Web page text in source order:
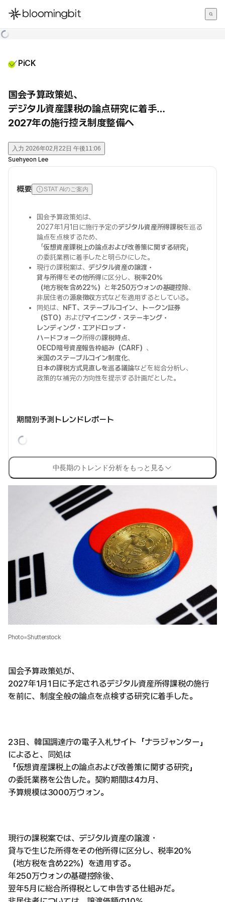
한국어
PiCK
国会予算政策処、
デジタル資産課税の論点研究に着手…
2027年の施行控え制度整備へ
入力 2026年02月22日 午後11:06
Suehyeon Lee
概要 STAT AIのご案内
国会予算政策処は、
2027年1月1日に施行予定のデジタル資産所得課税を巡る
論点を点検するため、
「仮想資産課税上の論点および改善策に関する研究」
の委託業務に着手したと明らかにした。
現行の課税案は、デジタル資産の譲渡・
貸与所得をその他所得に区分し、 税率20%
（地方税を含め22%）
と年250万ウォンの基礎控除、
非居住者の源泉徴収方式などを適用するとしている。
同処は、 NFT、ステーブルコイン、トークン証券
（STO） およびマイニング・ステーキング・
レンディング・エアドロップ・
ハードフォーク所得の課税時点、
OECD暗号資産報告枠組み（CARF） 、
米国のステーブルコイン制度化、
日本の課税方式見直しを巡る議論などを総合分析し、
政策的な補完の方向性を提示する計画だとした。
期間別予測トレンドレポート
中長期のトレンド分析をもっと見る
Photo=Shutterstock
国会予算政策処が、
2027年1月1日に予定されるデジタル資産所得課税の施行
を前に、制度全般の論点を点検する研究に着手した。
23日、韓国調達庁の電子入札サイト「ナラジャンター」
によると、同処は
「仮想資産課税上の論点および改善策に関する研究」
の委託業務を公告した。契約期間は4カ月、
予算規模は3000万ウォン。
現行の課税案では、デジタル資産の譲渡・
貸与で生じた所得をその他所得に区分し、税率20%
（地方税を含め22%）を適用する。
年250万ウォンの基礎控除後、
翌年5月に総合所得税として申告する仕組みだ。